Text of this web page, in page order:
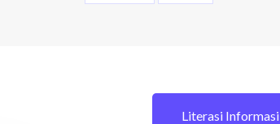
Literasi Informasi